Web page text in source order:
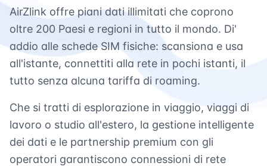
AirZlink offre piani dati illimitati che coprono
oltre 200 Paesi e regioni in tutto il mondo. Di'
addio alle schede SIM fisiche: scansiona e usa
all'istante, connettiti alla rete in pochi istanti, il
tutto senza alcuna tariffa di roaming.
Che si tratti di esplorazione in viaggio, viaggi di
lavoro o studio all'estero, la gestione intelligente
dei dati e le partnership premium con gli
operatori garantiscono connessioni di rete